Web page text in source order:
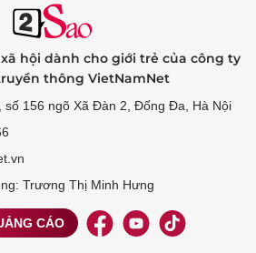
hội dành cho giới trẻ của công ty
thông VietNamNet
số 156 ngõ Xã Đàn 2, Đống Đa, Hà Nội
Trương Thị Minh Hưng
CÁO